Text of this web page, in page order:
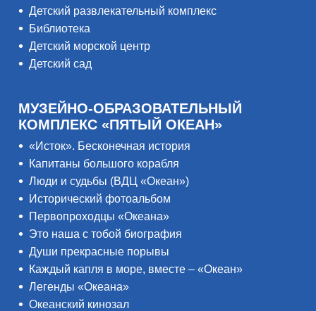
Детский развлекательный комплекс
Библиотека
Детский морской центр
Детский сад
МУЗЕЙНО-ОБРАЗОВАТЕЛЬНЫЙ
КОМПЛЕКС «ПЯТЫЙ ОКЕАН»
«Исток». Бесконечная история
Капитаны большого корабля
Люди и судьбы (ВДЦ «Океан»)
Исторический фотоальбом
Первопроходцы «Океана»
Это наша с тобой биография
Души прекрасные порывы
Каждый капля в море, вместе – «Океан»
Легенды «Океана»
Океанский кинозал